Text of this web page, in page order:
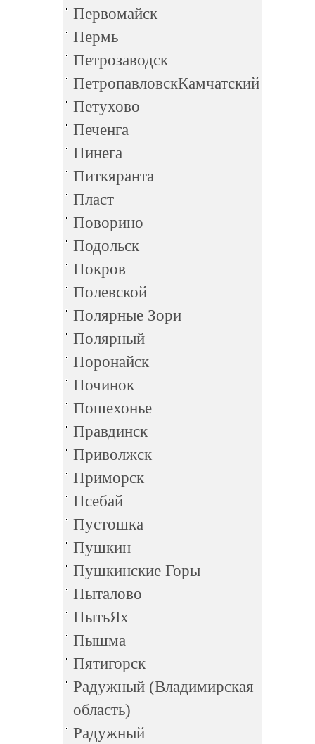
Первомайск
Пермь
Петрозаводск
ПетропавловскКамчатский
Петухово
Печенга
Пинега
Питкяранта
Пласт
Поворино
Подольск
Покров
Полевской
Полярные Зори
Полярный
Поронайск
Починок
Пошехонье
Правдинск
Приволжск
Приморск
Псебай
Пустошка
Пушкин
Пушкинские Горы
Пыталово
ПытьЯх
Пышма
Пятигорск
Радужный (Владимирская
область)
Радужный